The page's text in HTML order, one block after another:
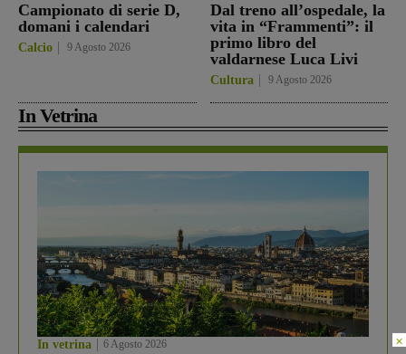
Campionato di serie D,
domani i calendari
Calcio 9 Agosto 2026
Dal treno all’ospedale, la
vita in “Frammenti”: il
primo libro del
valdarnese Luca Livi
Cultura 9 Agosto 2026
In Vetrina
In vetrina 6 Agosto 2026 ×